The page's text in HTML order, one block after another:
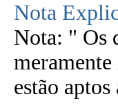
Nota
Nota: " Os
estão